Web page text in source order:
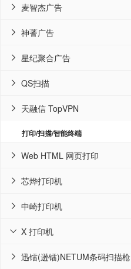
麦智杰广告

神蓍广告

星纪聚合广告

QS扫描

天融信 TopVPN

打印/扫描/智能终端
Web HTML 网页打印

芯烨打印机

中崎打印机

X 打印机

迅镭(逊镭)NETUM条码扫描枪
